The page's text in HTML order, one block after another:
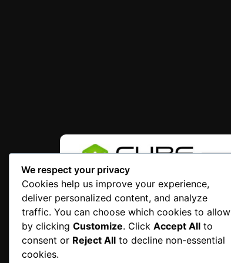
We respect your privacy
Cookies help us improve your experience,
deliver personalized content, and analyze
traffic. You can choose which cookies to allow
by clicking Customize. Click Accept All to
consent or Reject All to decline non-essential
cookies.